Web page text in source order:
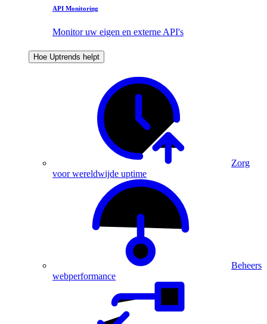
API Monitoring
Monitor uw eigen en externe API's
Hoe Uptrends helpt
Zorg
voor wereldwijde uptime
Beheers
webperformance